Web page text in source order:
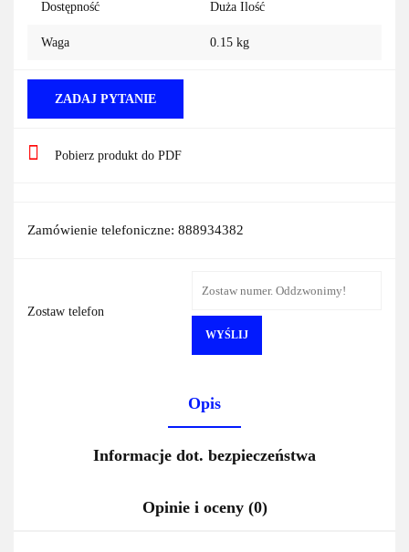
Dostępność Duża Ilość
Waga 0.15 kg
ZADAJ PYTANIE
Pobierz produkt do PDF
Zamówienie telefoniczne: 888934382
Zostaw telefon
WYŚLIJ
Opis
Informacje dot. bezpieczeństwa
Opinie i oceny (0)